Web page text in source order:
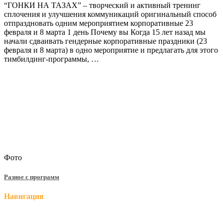
“ГОНКИ НА ТАЗАХ” – творческий и активный тренинг
сплочения и улучшения коммуникаций оригинальный способ
отпраздновать одним мероприятием корпоративные 23
февраля и 8 марта 1 день Почему вы Когда 15 лет назад мы
начали сдваивать гендерные корпоративные праздники (23
февраля и 8 марта) в одно мероприятие и предлагать для этого
тимбилдинг-программы, …
Фото
Разное с программ
Навигация